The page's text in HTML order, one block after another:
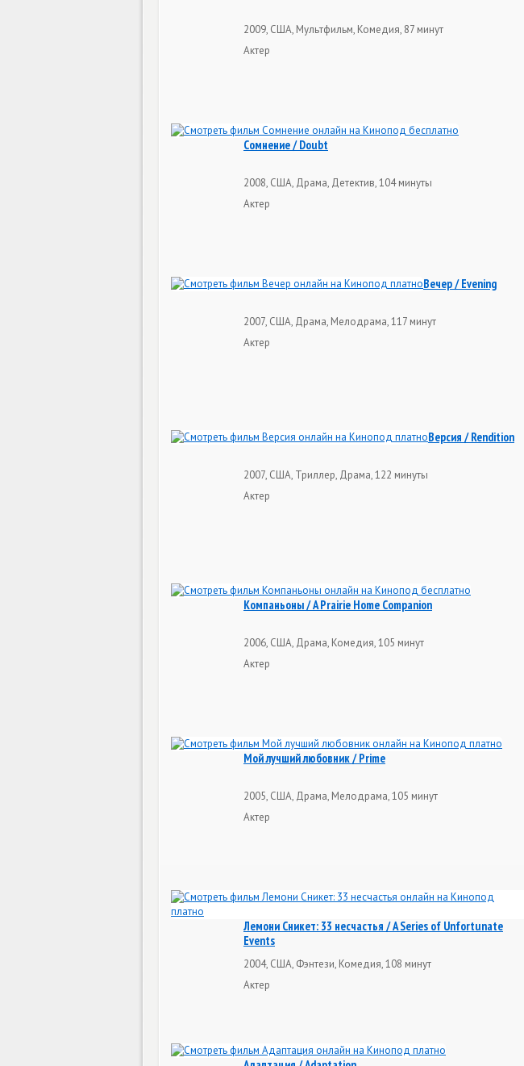
2009, США, Мультфильм, Комедия, 87 минут
Актер
Сомнение / Doubt
2008, США, Драма, Детектив, 104 минуты
Актер
Вечер / Evening
2007, США, Драма, Мелодрама, 117 минут
Актер
Версия / Rendition
2007, США, Триллер, Драма, 122 минуты
Актер
Компаньоны / A Prairie Home Companion
2006, США, Драма, Комедия, 105 минут
Актер
Мой лучший любовник / Prime
2005, США, Драма, Мелодрама, 105 минут
Актер
Лемони Сникет: 33 несчастья / A Series of Unfortunate
Events
2004, США, Фэнтези, Комедия, 108 минут
Актер